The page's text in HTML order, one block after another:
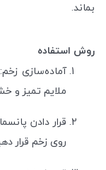
بماند.
روش استفاده
آماده‌سازی
ملایم تمیز و
قرار دادن
روی زخم قرار